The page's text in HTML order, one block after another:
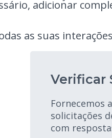
adicionar
as suas
Verificar
Fornecemos
solicitações
com